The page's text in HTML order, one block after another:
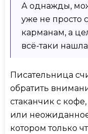
А однажды,
уже не просто
карманам, а
всё-таки
Писательница
обратить
стаканчик с
или
котором только